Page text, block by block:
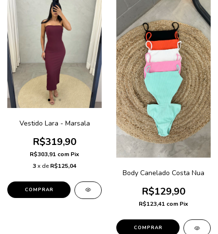
Vestido Lara - Marsala
R$319,90
R$303,91 com Pix
3x deR$125,04
COMPRAR
Body Canelado Costa Nua
R$129,90
R$123,41 com Pix
COMPRAR